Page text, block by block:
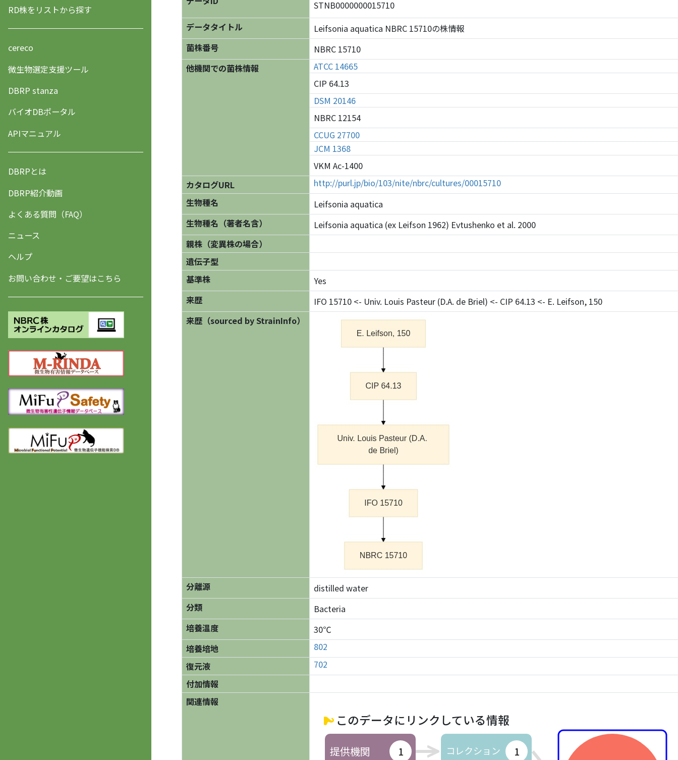
RD株をリストから探す
cereco
微生物選定支援ツール
DBRP stanza
バイオDBポータル
APIマニュアル
DBRPとは
DBRP紹介動画
よくある質問（FAQ）
ニュース
ヘルプ
お問い合わせ・ご要望はこちら
STNB0000000015710
データタイトル
Leifsonia aquatica NBRC 15710の株情報
菌株番号
NBRC 15710
他機関での菌株情報
ATCC 14665
CIP 64.13
DSM 20146
NBRC 12154
CCUG 27700
JCM 1368
VKM Ac-1400
カタログURL
http://purl.jp/bio/103/nite/nbrc/cultures/00015710
生物種名
Leifsonia aquatica
生物種名（著者名含）
Leifsonia aquatica (ex Leifson 1962) Evtushenko et al. 2000
親株（変異株の場合）
遺伝子型
基準株
Yes
来歴
IFO 15710 <- Univ. Louis Pasteur (D.A. de Briel) <- CIP 64.13 <- E. Leifson, 150
来歴（sourced by StrainInfo）
分離源
distilled water
分類
Bacteria
培養温度
30℃
培養培地
802
復元液
702
付加情報
関連情報
このデータにリンクしている情報
提供機関 1 コレクション 1